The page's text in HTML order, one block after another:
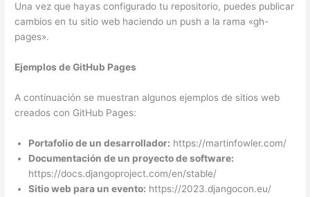
Una vez que hayas configurado tu repositorio, puedes publicar
cambios en tu sitio web haciendo un push a la rama «gh-
pages».
Ejemplos de GitHub Pages
A continuación se muestran algunos ejemplos de sitios web
creados con GitHub Pages:
Portafolio de un desarrollador: https://martinfowler.com/
Documentación de un proyecto de software:
https://docs.djangoproject.com/en/stable/
Sitio web para un evento: https://2023.djangocon.eu/